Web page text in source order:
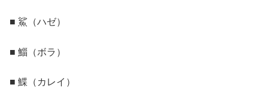
■ 鯊（ハゼ）
■ 鯔（ボラ）
■ 鰈（カレイ）